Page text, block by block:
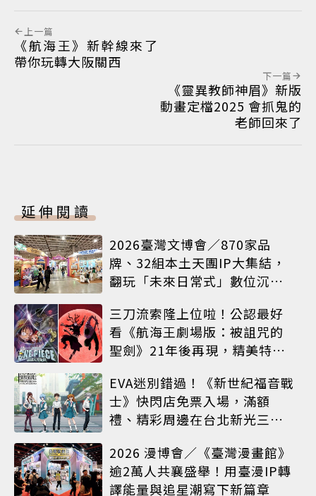
上一篇
《航海王》新幹線來了
帶你玩轉大阪關西
下一篇
《靈異教師神眉》新版
動畫定檔2025 會抓鬼的
老師回來了
延伸閱讀
2026臺灣文博會／870家品
牌、32組本土天團IP大集結，
翻玩「未來日常式」數位沉浸
三刀流索隆上位啦！公認最好
看《航海王劇場版：被詛咒的
聖劍》21年後再現，精美特典
EVA迷別錯過！《新世紀福音戰
士》快閃店免票入場，滿額
禮、精彩周邊在台北新光三越
2026 漫博會／《臺灣漫畫館》
逾2萬人共襄盛舉！用臺漫IP轉
譯能量與追星潮寫下新篇章